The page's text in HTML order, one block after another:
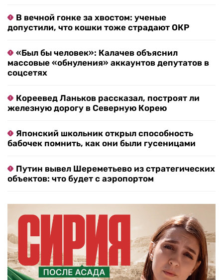
В вечной гонке за хвостом: ученые
допустили, что кошки тоже страдают ОКР
«Был бы человек»: Калачев объяснил
массовые «обнуления» аккаунтов депутатов в
соцсетях
Кореевед Ланьков рассказал, построят ли
железную дорогу в Северную Корею
Японский школьник открыл способность
бабочек помнить, как они были гусеницами
Путин вывел Шереметьево из стратегических
объектов: что будет с аэропортом